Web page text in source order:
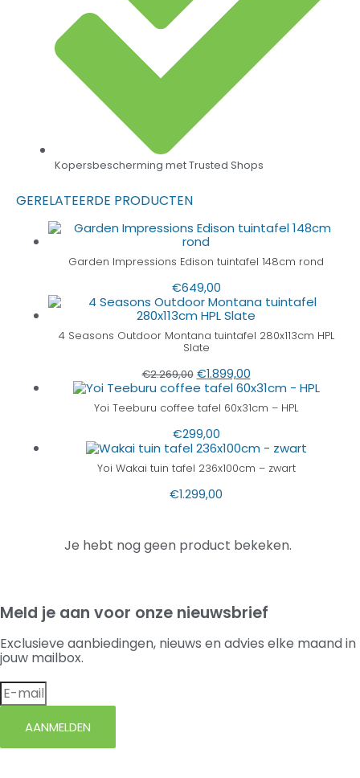
Kopersbescherming met Trusted Shops
GERELATEERDE PRODUCTEN
Garden Impressions Edison tuintafel 148cm rond
€649,00
4 Seasons Outdoor Montana tuintafel 280x113cm HPL
Slate
€2.269,00 €1.899,00
Yoi Teeburu coffee tafel 60x31cm – HPL
€299,00
Yoi Wakai tuin tafel 236x100cm – zwart
€1.299,00
Je hebt nog geen product bekeken.
Meld je aan voor onze nieuwsbrief
Exclusieve aanbiedingen, nieuws en advies elke maand in
jouw mailbox.
AANMELDEN